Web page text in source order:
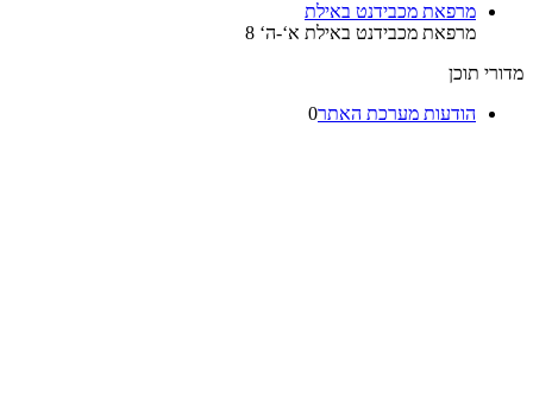
מרפאת מכבידנט באילת
מרפאת מכבידנט באילת א‘-ה‘ 8
מדורי תוכן
הודעות מערכת האתר0